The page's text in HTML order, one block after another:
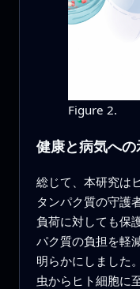
Figure 2.
健康と病気への
総じて、本研究は
タンパク質の守護
負荷に対しても保
パク質の負担を軽
明らかにしました
虫からヒト細胞に